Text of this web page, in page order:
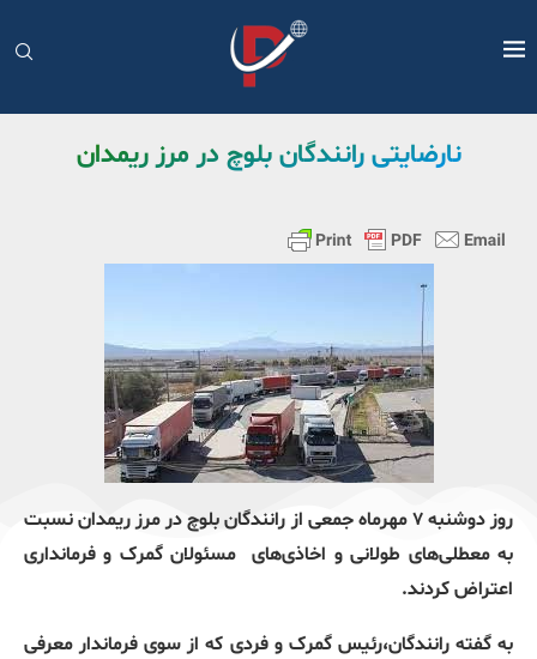
نارضایتی رانندگان بلوچ در مرز ریمدان
روز دوشنبه ۷ مهرماه جمعی از رانندگان بلوچ در مرز ریمدان نسبت
به معطلی‌های طولانی و اخاذی‌های
مسئولان گمرک و فرمانداری
اعتراض کردند.
به گفته رانندگان،رئیس گمرک و فردی که از سوی فرماندار معرفی